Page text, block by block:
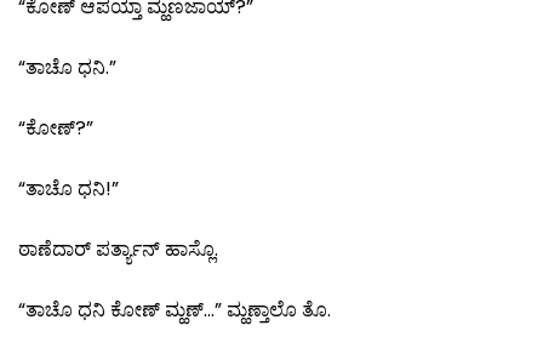
“ಕೋಣ್ ಆಪಯ್ತಾ ಮ್ಹಣಜಾಯ್?”
“ತಾಚೊ ಧನಿ.”
“ಕೋಣ್?”
“ತಾಚೊ ಧನಿ!”
ಠಾಣೆದಾರ್ ಪರ್ತ್ಯಾನ್ ಹಾಸ್ಲೊ.
“ತಾಚೊ ಧನಿ ಕೋಣ್ ಮ್ಹಣ್…” ಮ್ಹಣ್ತಾಲೊ ತೊ.